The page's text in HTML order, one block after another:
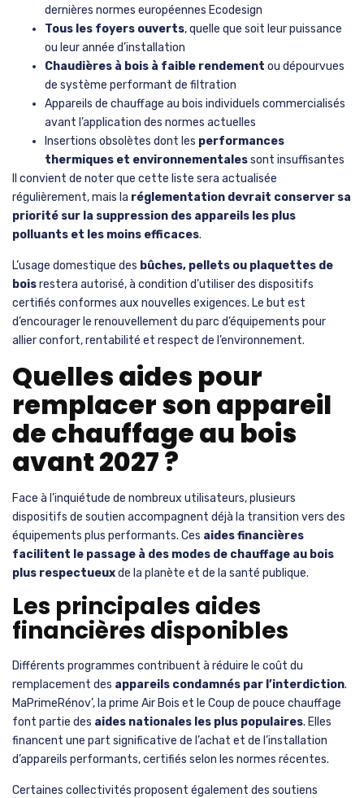
dernières normes européennes Ecodesign
Tous les foyers ouverts, quelle que soit leur puissance
ou leur année d’installation
Chaudières à bois à faible rendement ou dépourvues
de système performant de filtration
Appareils de chauffage au bois individuels commercialisés
avant l’application des normes actuelles
Insertions obsolètes dont les performances
thermiques et environnementalessont insuffisantes
Il convient de noter que cette liste sera actualisée
régulièrement, mais la réglementation devrait conserver sa
priorité sur la suppression des appareils les plus
polluants et les moins efficaces.
L’usage domestique des bûches, pellets ou plaquettes de
boisrestera autorisé, à condition d’utiliser des dispositifs
certifiés conformes aux nouvelles exigences. Le but est
d’encourager le renouvellement du parc d’équipements pour
allier confort, rentabilité et respect de l’environnement.
Quelles aides pour
remplacer son appareil
de chauffage au bois
avant 2027 ?
Face à l’inquiétude de nombreux utilisateurs, plusieurs
dispositifs de soutien accompagnent déjà la transition vers des
équipements plus performants. Ces aides financières
facilitent le passage à des modes de chauffage au bois
plus respectueuxde la planète et de la santé publique.
Les principales aides
financières disponibles
Différents programmes contribuent à réduire le coût du
remplacement des appareils condamnés par l’interdiction.
MaPrimeRénov’, la prime Air Bois et le Coup de pouce chauffage
font partie des aides nationales les plus populaires. Elles
financent une part significative de l’achat et de l’installation
d’appareils performants, certifiés selon les normes récentes.
Certaines collectivités proposent également des soutiens